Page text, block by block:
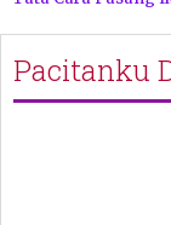
Pacitanku